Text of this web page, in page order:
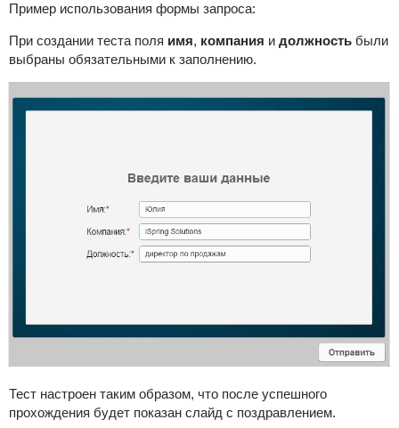
Пример использования формы запроса:
При создании теста поля имя, компания и должность были
выбраны обязательными к заполнению.
Тест настроен таким образом, что после успешного
прохождения будет показан слайд с поздравлением.